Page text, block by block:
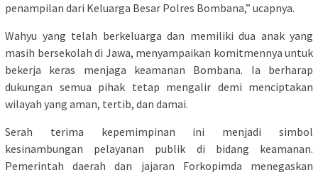
penampilan dari Keluarga Besar Polres Bombana,” ucapnya.
Wahyu yang telah berkeluarga dan memiliki dua anak yang
masih bersekolah di Jawa, menyampaikan komitmennya untuk
bekerja keras menjaga keamanan Bombana. Ia berharap
dukungan semua pihak tetap mengalir demi menciptakan
wilayah yang aman, tertib, dan damai.
Serah terima kepemimpinan ini menjadi simbol
kesinambungan pelayanan publik di bidang keamanan.
Pemerintah daerah dan jajaran Forkopimda menegaskan